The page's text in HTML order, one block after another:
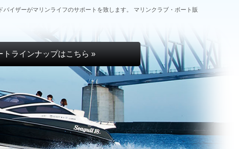
イザーがマリンライフのサポートを致します。 マリンクラブ・ボート販
トラインナップはこちら »